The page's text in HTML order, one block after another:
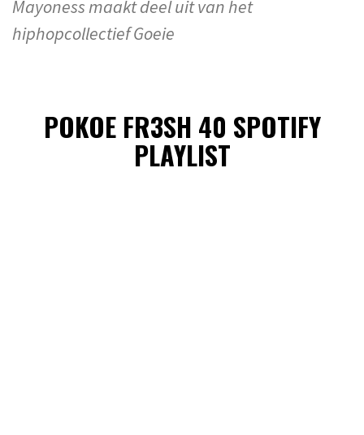
Mayoness maakt deel uit van het
hiphopcollectief Goeie
POKOE FR3SH 40 SPOTIFY
PLAYLIST